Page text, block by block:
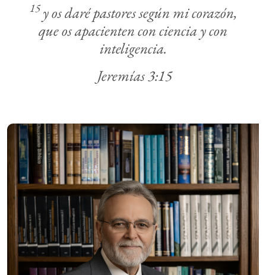
15y os daré pastores según mi corazón,
que os apacienten con ciencia y con
inteligencia.
Jeremías 3:15